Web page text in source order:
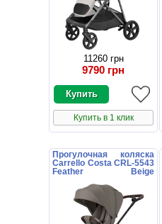
11260 грн
9790 грн
Купить в 1 клик
Прогулочная коляска
Carrello Costa CRL-5543
Feather Beige
поворотным блоком